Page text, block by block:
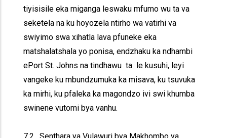
tiyisisile eka miganga leswaku mfumo wu ta va
seketela na ku hoyozela ntirho wa vatirhi va
swiyimo swa xihatla lava pfuneke eka
matshalatshala yo ponisa, endzhaku ka ndhambi
ePort St. Johns na tindhawu ta le kusuhi, leyi
vangeke ku mbundzumuka ka misava, ku tsuvuka
ka mirhi, ku pfaleka ka magondzo ivi swi khumba
swinene vutomi bya vanhu.